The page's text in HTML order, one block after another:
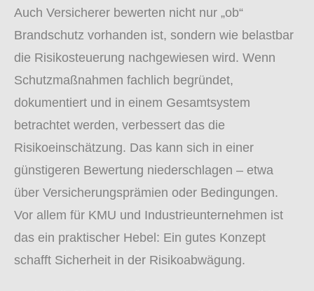
Auch Versicherer bewerten nicht nur „ob“
Brandschutz vorhanden ist, sondern wie belastbar
die Risikosteuerung nachgewiesen wird. Wenn
Schutzmaßnahmen fachlich begründet,
dokumentiert und in einem Gesamtsystem
betrachtet werden, verbessert das die
Risikoeinschätzung. Das kann sich in einer
günstigeren Bewertung niederschlagen – etwa
über Versicherungsprämien oder Bedingungen.
Vor allem für KMU und Industrieunternehmen ist
das ein praktischer Hebel: Ein gutes Konzept
schafft Sicherheit in der Risikoabwägung.